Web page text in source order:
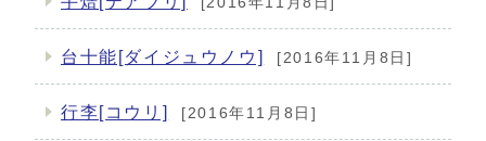
台十能[ダイジュウノウ] [2016年11月8日]
行李[コウリ] [2016年11月8日]